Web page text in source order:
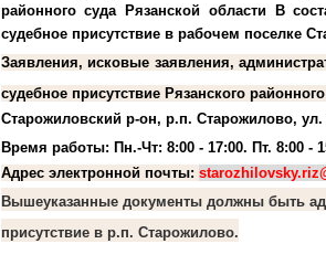
районного суда Рязанской области В
судебное присутствие в рабочем поселке
Заявления, исковые заявления,
судебное присутствие Рязанского
Старожиловский р-он, р.п. Старожилово, ул.
Время работы: Пн.-Чт: 8:00 - 17:00. Пт. 8:00 -
Адрес электронной почты:
Вышеуказанные документы должны быть
присутствие в р.п. Старожилово.